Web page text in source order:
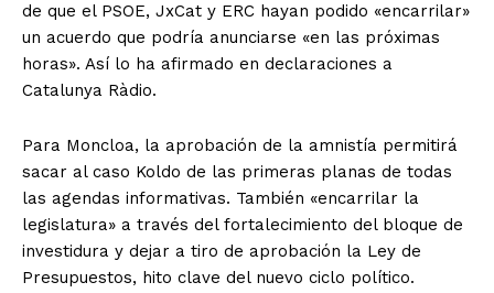
de que el PSOE, JxCat y ERC hayan podido «encarrilar»
un acuerdo que podría anunciarse «en las próximas
horas». Así lo ha afirmado en declaraciones a
Catalunya Ràdio.
Para Moncloa, la aprobación de la amnistía permitirá
sacar al caso Koldo de las primeras planas de todas
las agendas informativas. También «encarrilar la
legislatura» a través del fortalecimiento del bloque de
investidura y dejar a tiro de aprobación la Ley de
Presupuestos, hito clave del nuevo ciclo político.